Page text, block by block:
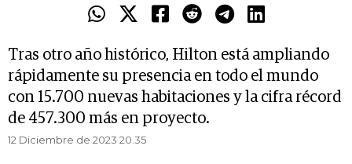
Tras otro año histórico, Hilton está ampliando
rápidamente su presencia en todo el mundo
con 15.700 nuevas habitaciones y la cifra récord
de 457.300 más en proyecto.
12 Diciembre de 2023 20.35